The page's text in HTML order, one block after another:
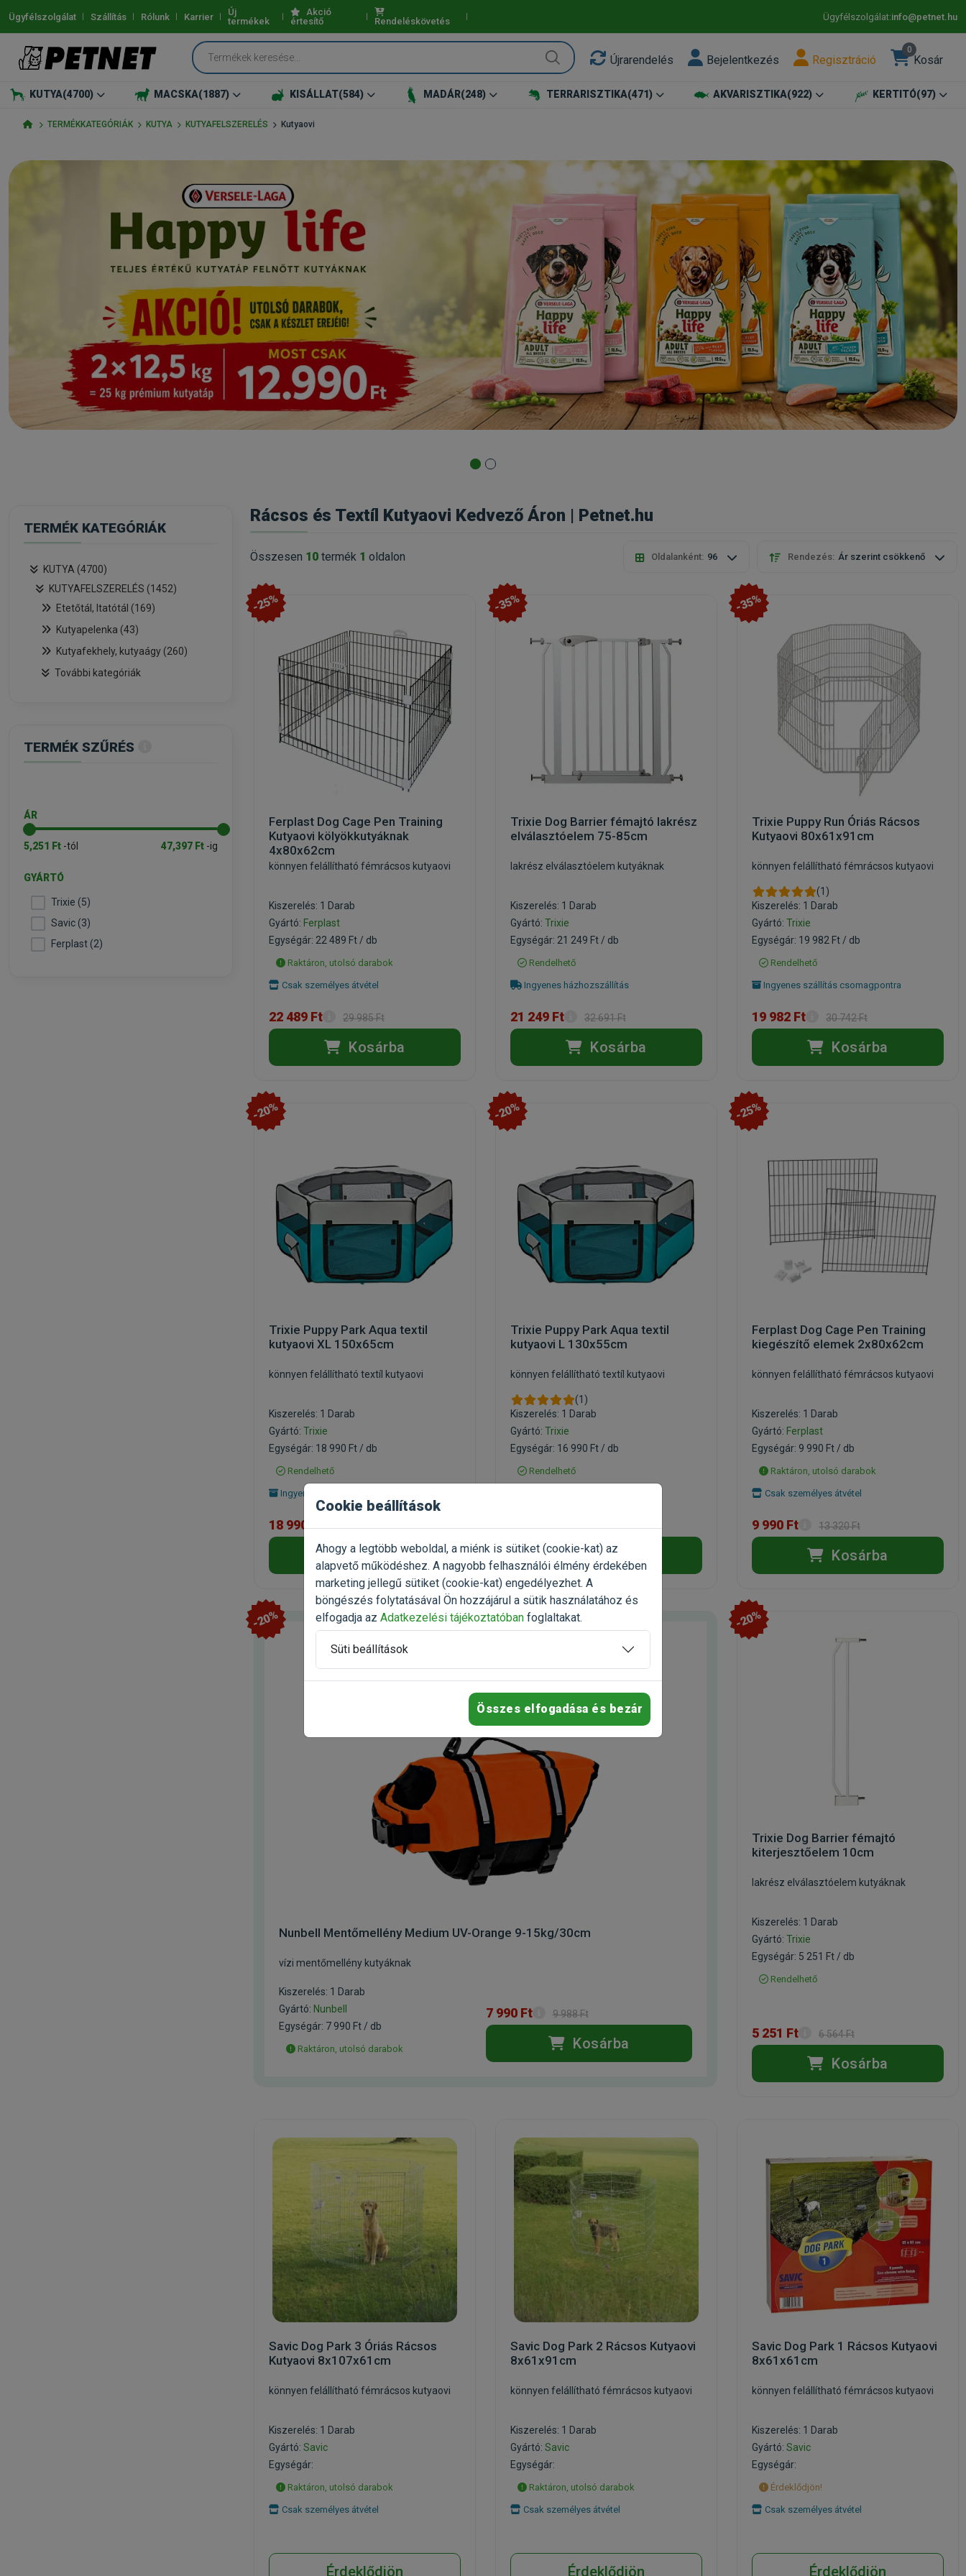
Ügyfélszolgálat Szállítás Rólunk Karrier
Új
termékek
Akció
értesítő
Rendeléskövetés Ügyfélszolgálat:info@petnet.hu
Újrarendelés Bejelentkezés Regisztráció
0
Kosár
KUTYA(4700) MACSKA(1887) KISÁLLAT(584) MADÁR(248) TERRARISZTIKA(471) AKVARISZTIKA(922) KERTITÓ(97)
TERMÉKKATEGÓRIÁK KUTYA KUTYAFELSZERELÉS Kutyaovi
Rácsos és Textíl Kutyaovi Kedvező Áron | Petnet.hu
Összesen 10 termék 1 oldalon Oldalanként: 96 Rendezés: Ár szerint csökkenő
-25%
Ferplast Dog Cage Pen Training
Kutyaovi kölyökkutyáknak
4x80x62cm
könnyen felállítható fémrácsos kutyaovi
Kiszerelés: 1 Darab
Gyártó: Ferplast
Egységár: 22 489 Ft / db
Raktáron, utolsó darabok
Csak személyes átvétel
22 489 Ft 29 985 Ft
Kosárba
-35%
Trixie Dog Barrier fémajtó lakrész
elválasztóelem 75-85cm
lakrész elválasztóelem kutyáknak
Kiszerelés: 1 Darab
Gyártó: Trixie
Egységár: 21 249 Ft / db
Rendelhető
Ingyenes házhozszállítás
21 249 Ft 32 691 Ft
Kosárba
-35%
Trixie Puppy Run Óriás Rácsos
Kutyaovi 80x61x91cm
könnyen felállítható fémrácsos kutyaovi
(1)
Kiszerelés: 1 Darab
Gyártó: Trixie
Egységár: 19 982 Ft / db
Rendelhető
Ingyenes szállítás csomagpontra
19 982 Ft 30 742 Ft
Kosárba
-20%
Trixie Puppy Park Aqua textil
kutyaovi XL 150x65cm
könnyen felállítható textíl kutyaovi
Kiszerelés: 1 Darab
Gyártó: Trixie
Egységár: 18 990 Ft / db
Rendelhető
Ingyenes szállítás csomagpontra
18 990 Ft 23 738 Ft
Kosárba
-20%
Trixie Puppy Park Aqua textil
kutyaovi L 130x55cm
könnyen felállítható textíl kutyaovi
(1)
Kiszerelés: 1 Darab
Gyártó: Trixie
Egységár: 16 990 Ft / db
Rendelhető
16 990 Ft 21 238 Ft
Kosárba
-25%
Ferplast Dog Cage Pen Training
kiegészítő elemek 2x80x62cm
könnyen felállítható fémrácsos kutyaovi
Kiszerelés: 1 Darab
Gyártó: Ferplast
Egységár: 9 990 Ft / db
Raktáron, utolsó darabok
Csak személyes átvétel
9 990 Ft 13 320 Ft
Kosárba
-20%
Nunbell Mentőmellény Medium UV-Orange 9-15kg/30cm
vízi mentőmellény kutyáknak
Kiszerelés: 1 Darab
Gyártó: Nunbell
Egységár: 7 990 Ft / db
Raktáron, utolsó darabok
7 990 Ft 9 988 Ft
Kosárba
-20%
Trixie Dog Barrier fémajtó
kiterjesztőelem 10cm
lakrész elválasztóelem kutyáknak
Kiszerelés: 1 Darab
Gyártó: Trixie
Egységár: 5 251 Ft / db
Rendelhető
5 251 Ft 6 564 Ft
Kosárba
Savic Dog Park 3 Óriás Rácsos
Kutyaovi 8x107x61cm
könnyen felállítható fémrácsos kutyaovi
Kiszerelés: 1 Darab
Gyártó: Savic
Egységár:
Raktáron, utolsó darabok
Csak személyes átvétel
Érdeklődjön
Savic Dog Park 2 Rácsos Kutyaovi
8x61x91cm
könnyen felállítható fémrácsos kutyaovi
Kiszerelés: 1 Darab
Gyártó: Savic
Egységár:
Raktáron, utolsó darabok
Csak személyes átvétel
Érdeklődjön
Savic Dog Park 1 Rácsos Kutyaovi
8x61x61cm
könnyen felállítható fémrácsos kutyaovi
Kiszerelés: 1 Darab
Gyártó: Savic
Egységár:
Érdeklődjön!
Csak személyes átvétel
Érdeklődjön
TERMÉK KATEGÓRIÁK
KUTYA (4700)
KUTYAFELSZERELÉS (1452)
Etetőtál, Itatótál (169)
Kutyapelenka (43)
Kutyafekhely, kutyaágy (260)
További kategóriák
TERMÉK SZŰRÉS
ÁR
5,251 Ft -tól 47,397 Ft -ig
GYÁRTÓ
Trixie (5)
Savic (3)
Ferplast (2)
Cookie beállítások
Ahogy a legtöbb weboldal, a miénk is sütiket (cookie-kat) az
alapvető működéshez. A nagyobb felhasználói élmény érdekében
marketing jellegű sütiket (cookie-kat) engedélyezhet. A
böngészés folytatásával Ön hozzájárul a sütik használatához és
elfogadja az Adatkezelési tájékoztatóban foglaltakat.
Süti beállítások
Összes elfogadása és bezár